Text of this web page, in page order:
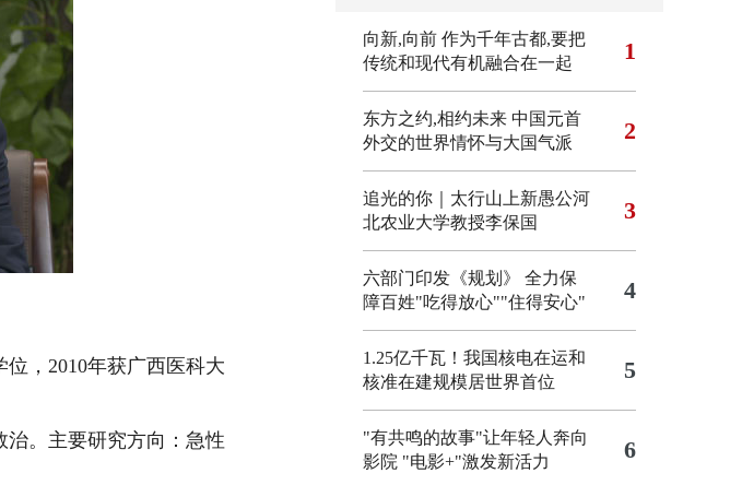
，2010年获广西医科大
。主要研究方向：急性
向新,向前 作为千年古都,要把
传统和现代有机融合在一起
1
东方之约,相约未来 中国元首
外交的世界情怀与大国气派
2
追光的你｜太行山上新愚公河
北农业大学教授李保国
3
六部门印发《规划》 全力保
障百姓"吃得放心""住得安心"
4
1.25亿千瓦！我国核电在运和
核准在建规模居世界首位
5
"有共鸣的故事"让年轻人奔向
影院 "电影+"激发新活力 6